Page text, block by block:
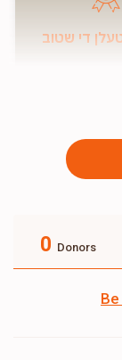
די שטוב
0 Donors